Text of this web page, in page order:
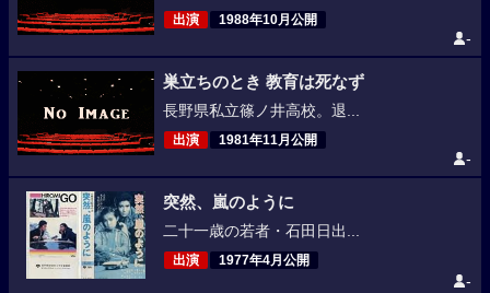
出演 1988年10月公開
-
巣立ちのとき 教育は死なず
長野県私立篠ノ井高校。退...
出演 1981年11月公開
-
突然、嵐のように
二十一歳の若者・石田日出...
出演 1977年4月公開
-